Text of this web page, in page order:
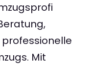
Mit